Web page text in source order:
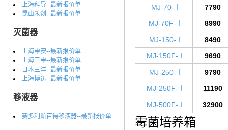
上海科导--最新报价单
昆山禾创--最新报价单
灭菌器
上海申安--最新报价单
上海三申--最新报价单
日本三洋--最新报价单
上海博迅--最新报价单
移液器
赛多利斯百得移液器--最新报价单
MJ-70-Ⅰ
7790
MJ-70F-Ⅰ
8990
MJ-150-Ⅰ
8490
MJ-150F-Ⅰ
9690
MJ-250-Ⅰ
9790
MJ-250F-Ⅰ
11190
MJ-500F-Ⅰ
32900
霉菌培养箱